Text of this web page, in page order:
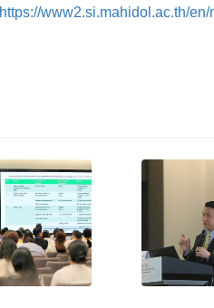
https://www2.si.mahidol.ac.th/